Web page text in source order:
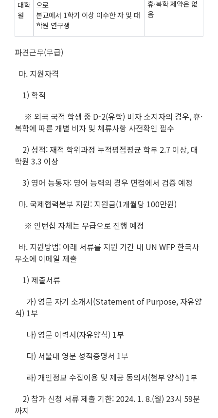
휴·복학 제약은 없
음
대학
원
으로
본교에서 1학기 이상 이수한 자 및 대
학원 연구생
파견근무(무급)
마. 지원자격
1) 학적
※ 외국 국적 학생 중 D-2(유학) 비자 소지자의 경우, 휴·
복학에 따른 개별 비자 및 체류사항 사전확인 필수
2) 성적: 재적 학위과정 누적평점평균 학부 2.7 이상, 대
학원 3.3 이상
3) 영어 능통자: 영어 능력의 경우 면접에서 검증 예정
마. 국제협력본부 지원: 지원금(1개월당 100만원)
※ 인턴십 자체는 무급으로 진행 예정
바. 지원방법: 아래 서류를 지원 기간 내 UN WFP 한국사
무소에 이메일 제출
1) 제출서류
가) 영문 자기 소개서(Statement of Purpose, 자유양
식) 1부
나) 영문 이력서(자유양식) 1부
다) 서울대 영문 성적증명서 1부
라) 개인정보 수집이용 및 제공 동의서(첨부 양식) 1부
2) 참가 신청 서류 제출 기한: 2024. 1. 8.(월) 23시 59분
까지